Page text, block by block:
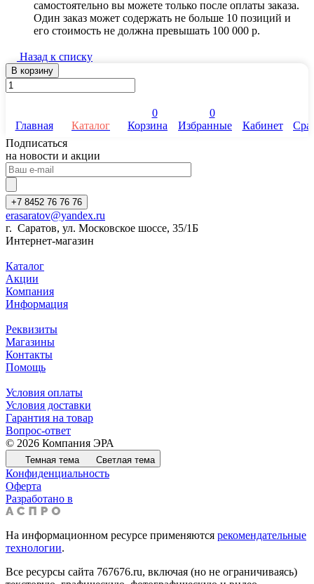
самостоятельно вы можете только после оплаты заказа.
Один заказ может содержать не больше 10 позиций и
его стоимость не должна превышать 100 000 р.
Назад к списку
В корзину
Главная Каталог
0
Корзина
0
Избранные
Кабинет
Подписаться
на новости и акции
+7 8452 76 76 76
erasaratov@yandex.ru
г. Саратов, ул. Московское шоссе, 35/1Б
Интернет-магазин
Каталог
Акции
Компания
Информация
Реквизиты
Магазины
Контакты
Помощь
Условия оплаты
Условия доставки
Гарантия на товар
Вопрос-ответ
© 2026 Компания ЭРА
Темная тема Светлая тема
Конфиденциальность
Оферта
Разработано в
На информационном ресурсе применяются рекомендательные
технологии.
Все ресурсы сайта 767676.ru, включая (но не ограничиваясь)